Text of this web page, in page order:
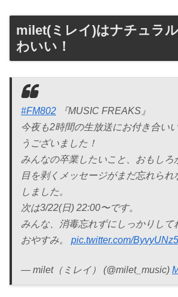
milet(ミレイ)はナチュラ
わいい！
#FM802 『MUSIC FREAKS』
今夜も2時間の生放送にお付き合い
うございました！
みんなの卒業したいこと、おもしろ
目を剥くメッセージがまだ忘れられ
しました。
次は3/22(日) 22:00〜です。
みんな、消毒忘れずにしっかりして
おやすみ。 pic.twitter.com/
— milet（ミレイ） (@milet_music)